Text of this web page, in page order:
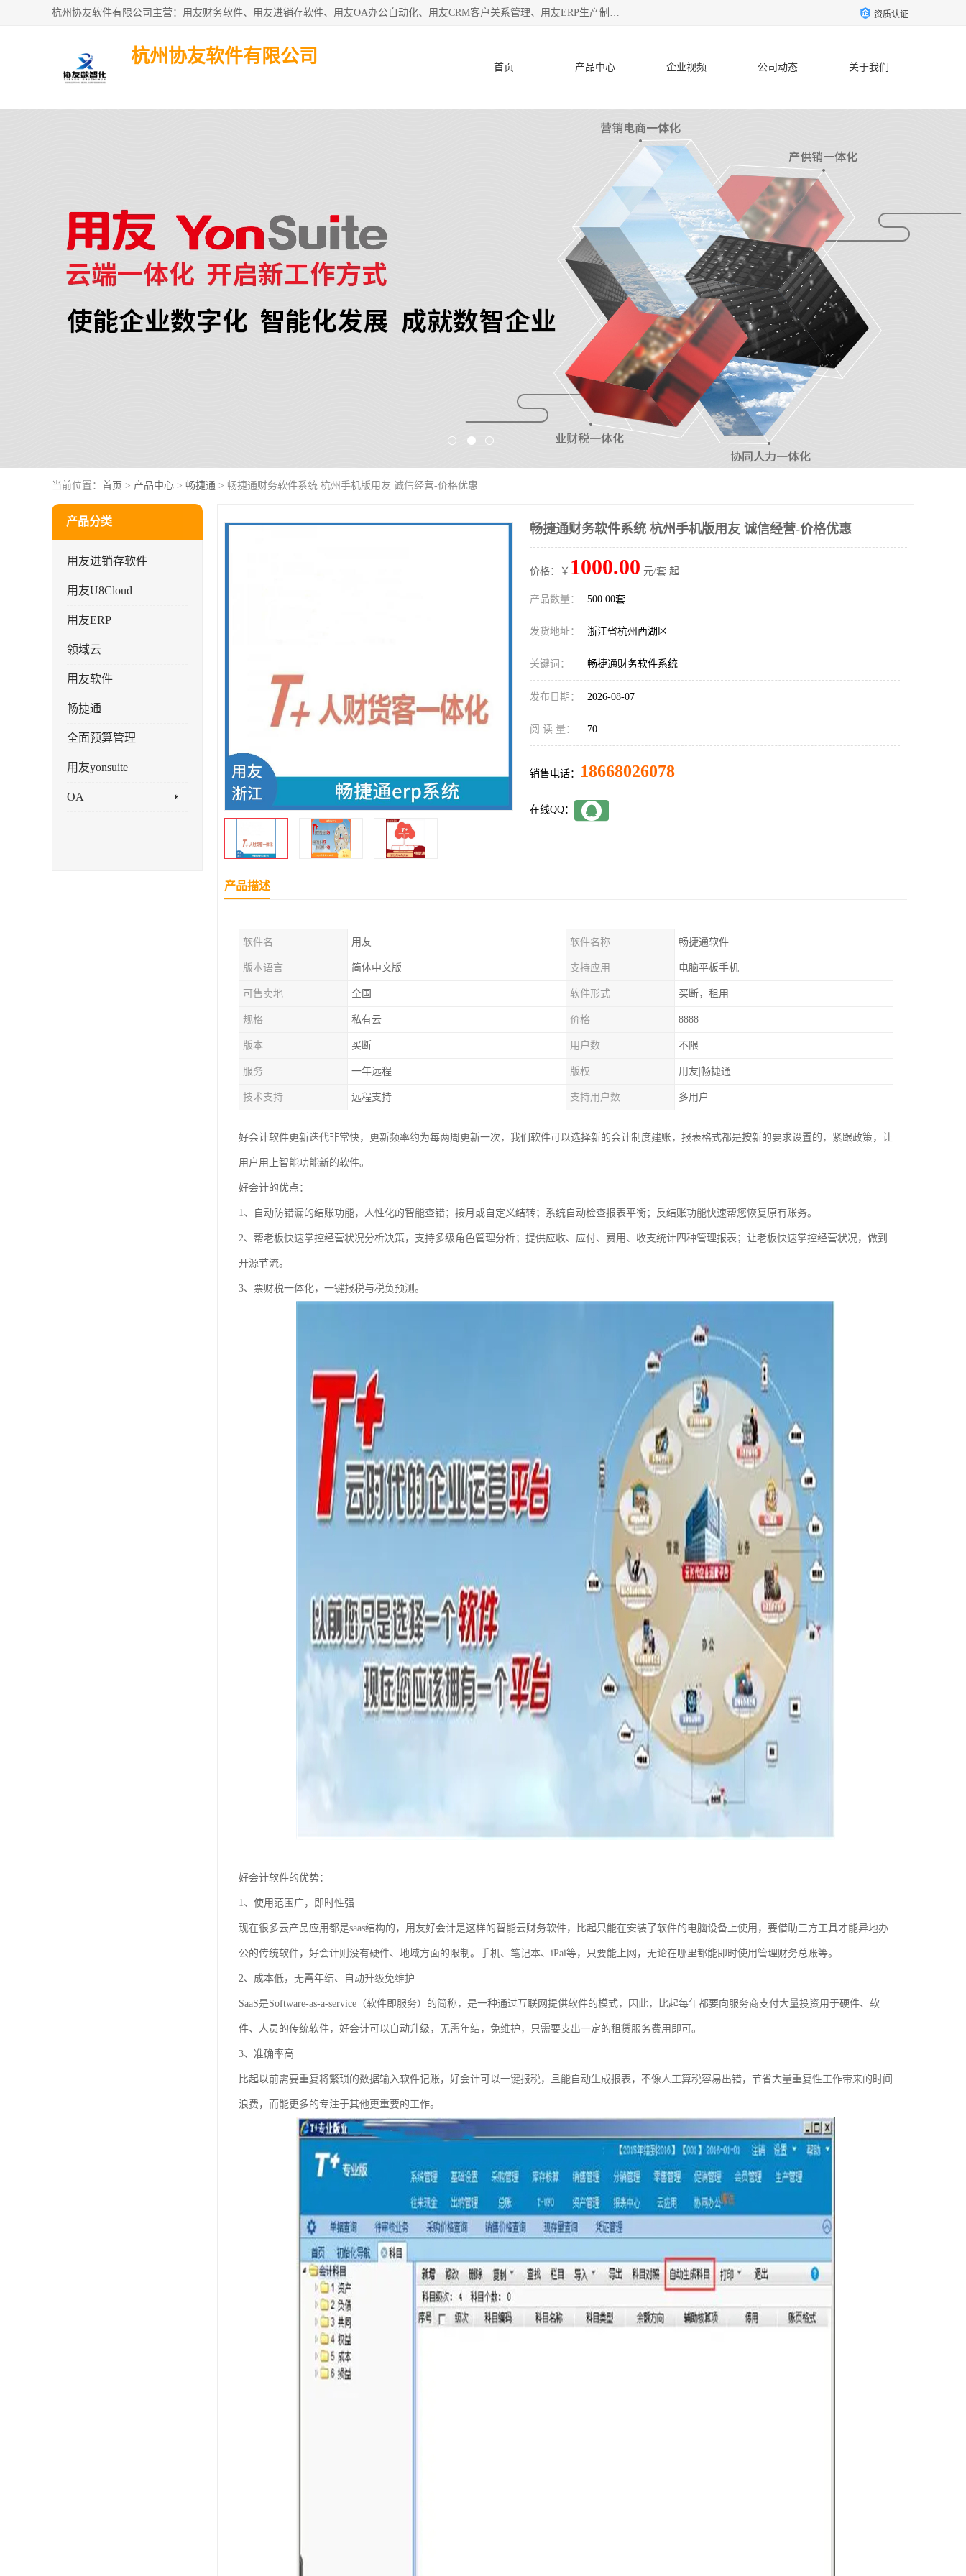
杭州协友软件有限公司主营：用友财务软件、用友进销存软件、用友OA办公自动化、用友CRM客户关系管理、用友ERP生产制造管理等;是一家用友管理软件咨询服务商。自创立至今，一直致力于为客户提供顾问式ERP管理解决方案务，为企业提供了财务管理、供应链和物流管理、生产制造管理、管理、知识与协同管理、客户关系管理等信息化建设领域的应用。 资质认证
杭州协友软件有限公司
首页 产品中心 企业视频 公司动态 关于我们
当前位置： 首页 > 产品中心 > 畅捷通 > 畅捷通财务软件系统 杭州手机版用友 诚信经营-价格优惠
产品分类
用友进销存软件
用友U8Cloud
用友ERP
领域云
用友软件
畅捷通
全面预算管理
用友yonsuite
OA
畅捷通财务软件系统 杭州手机版用友 诚信经营-价格优惠
价格：￥ 1000.00 元/套 起
产品数量： 500.00套
发货地址： 浙江省杭州西湖区
关键词： 畅捷通财务软件系统
发布日期： 2026-08-07
阅 读 量： 70
销售电话： 18668026078
在线QQ：
产品描述
软件名 用友 软件名称 畅捷通软件
版本语言 简体中文版 支持应用 电脑平板手机
可售卖地 全国 软件形式 买断，租用
规格 私有云 价格 8888
版本 买断 用户数 不限
服务 一年远程 版权 用友|畅捷通
技术支持 远程支持 支持用户数 多用户
好会计软件更新迭代非常快，更新频率约为每两周更新一次，我们软件可以选择新的会计制度建账，报表格式都是按新的要求设置的，紧跟政策，让
用户用上智能功能新的软件。
好会计的优点：
1、自动防错漏的结账功能，人性化的智能查错；按月或自定义结转；系统自动检查报表平衡；反结账功能快速帮您恢复原有账务。
2、帮老板快速掌控经营状况分析决策，支持多级角色管理分析；提供应收、应付、费用、收支统计四种管理报表；让老板快速掌控经营状况，做到
开源节流。
3、票财税一体化，一键报税与税负预测。
好会计软件的优势：
1、使用范围广，即时性强
现在很多云产品应用都是saas结构的，用友好会计是这样的智能云财务软件，比起只能在安装了软件的电脑设备上使用，要借助三方工具才能异地办
公的传统软件，好会计则没有硬件、地域方面的限制。手机、笔记本、iPai等，只要能上网，无论在哪里都能即时使用管理财务总账等。
2、成本低，无需年结、自动升级免维护
SaaS是Software-as-a-service（软件即服务）的简称，是一种通过互联网提供软件的模式，因此，比起每年都要向服务商支付大量投资用于硬件、软
件、人员的传统软件，好会计可以自动升级，无需年结，免维护，只需要支出一定的租赁服务费用即可。
3、准确率高
比起以前需要重复将繁琐的数据输入软件记账，好会计可以一键报税，且能自动生成报表，不像人工算税容易出错，节省大量重复性工作带来的时间
浪费，而能更多的专注于其他更重要的工作。